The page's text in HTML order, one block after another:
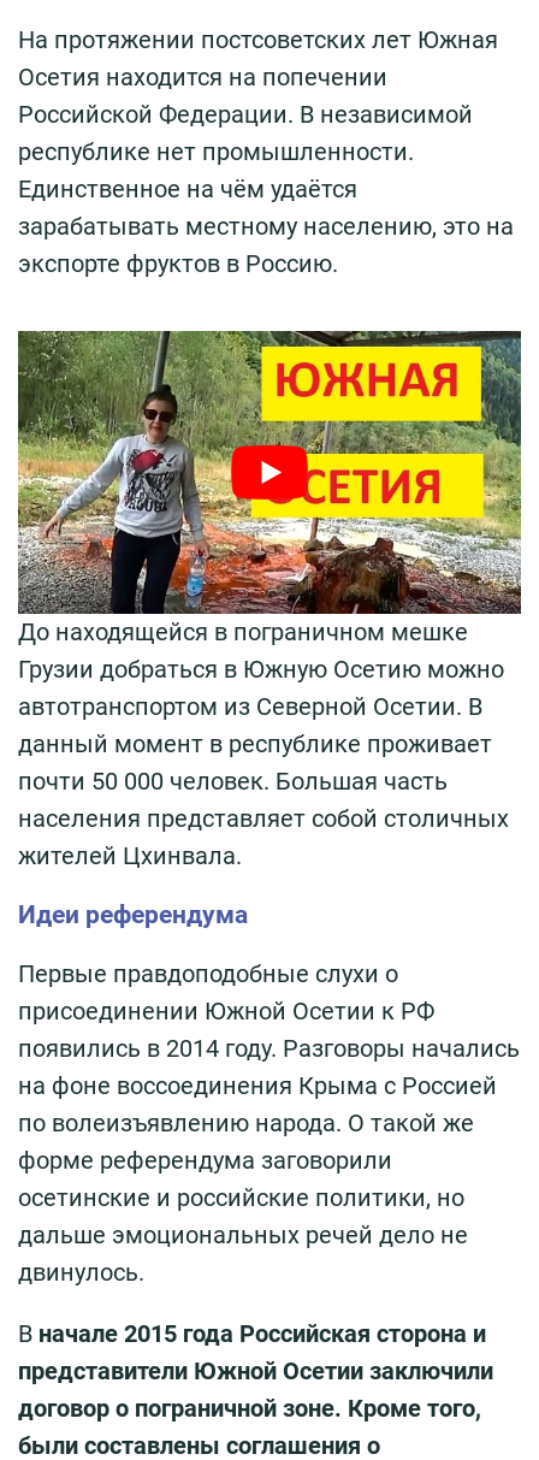
На протяжении постсоветских лет Южная
Осетия находится на попечении
Российской Федерации. В независимой
республике нет промышленности.
Единственное на чём удаётся
зарабатывать местному населению, это на
экспорте фруктов в Россию.
До находящейся в пограничном мешке
Грузии добраться в Южную Осетию можно
автотранспортом из Северной Осетии. В
данный момент в республике проживает
почти 50 000 человек. Большая часть
населения представляет собой столичных
жителей Цхинвала.
Идеи референдума
Первые правдоподобные слухи о
присоединении Южной Осетии к РФ
появились в 2014 году. Разговоры начались
на фоне воссоединения Крыма с Россией
по волеизъявлению народа. О такой же
форме референдума заговорили
осетинские и российские политики, но
дальше эмоциональных речей дело не
двинулось.
В начале 2015 года Российская сторона и
представители Южной Осетии заключили
договор о пограничной зоне. Кроме того,
были составлены соглашения о